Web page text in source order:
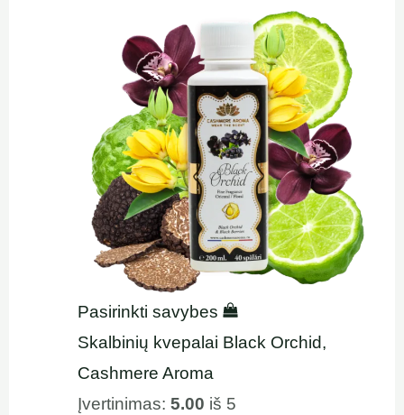
Pasirinkti savybes
Skalbinių kvepalai Black Orchid,
Cashmere Aroma
Įvertinimas:5.00 iš 5